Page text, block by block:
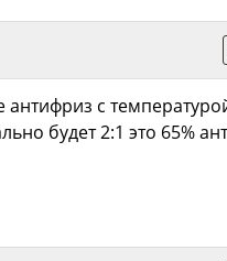
антифриз с
будет 2:1 это 65%